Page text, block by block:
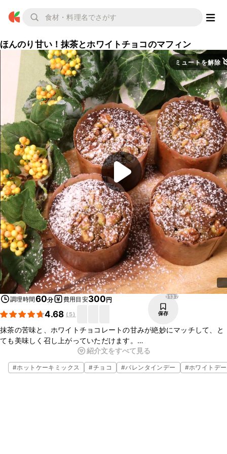
ほんのり甘い！抹茶とホワイトチョコのマフィン
ミュートを解除
調理時間60分 費用目安300円
4.68 ( 5)
1137
保存
抹茶の苦味と、ホワイトチョコレートの甘みが絶妙にマッチして、と
ても美味しく召し上がっていただけます。
飾ったくるみの食感はざくざくとしていて、ふわふわのマフィンとの
相性抜群！
おやつには勿論ですが、プレゼントなどにもおすすめの一品です。
紹介文をすべて見る
#ホットケーキミックス #チョコ #バレンタインデー #ホワイトデー